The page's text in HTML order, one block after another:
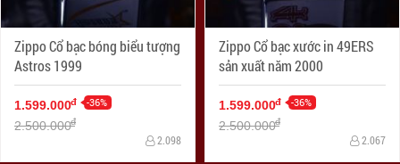
Zippo Cổ bạc bóng biểu tượng
Astros 1999
1.599.000đ -36%
2.500.000đ
2.098
Zippo Cổ bạc xước in 49ERS
sản xuất năm 2000
1.599.000đ -36%
2.500.000đ
2.067